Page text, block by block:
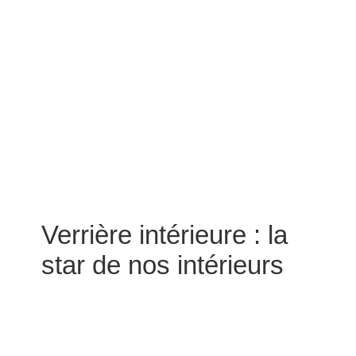
Verrière intérieure : la
star de nos intérieurs